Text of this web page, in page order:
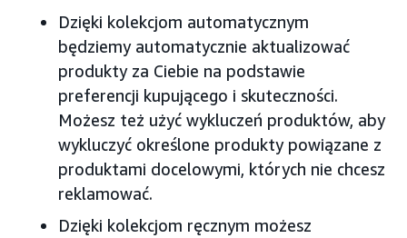
Dzięki kolekcjom automatycznym
będziemy automatycznie aktualizować
produkty za Ciebie na podstawie
preferencji kupującego i skuteczności.
Możesz też użyć wykluczeń produktów, aby
wykluczyć określone produkty powiązane z
produktami docelowymi, których nie chcesz
reklamować.
Dzięki kolekcjom ręcznym możesz